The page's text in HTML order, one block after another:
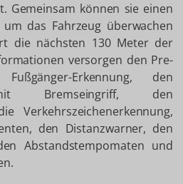
Gemeinsam können sie einen
das Fahrzeug überwachen
die nächsten 130 Meter der
versorgen den Pre-
Erkennung, den
Bremseingriff, den
Verkehrszeichenerkennung,
den Distanzwarner, den
Abstandstempomaten und